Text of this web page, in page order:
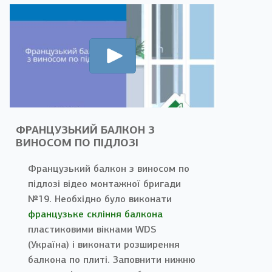
ФРАНЦУЗЬКИЙ БАЛКОН З
ВИНОСОМ ПО ПІДЛОЗІ
Французький балкон з виносом по
підлозі відео монтажної бригади
№19. Необхідно було виконати
французьке скління балкона
пластиковими вікнами WDS
(Україна) і виконати розширення
балкона по плиті. Заповнити нижню